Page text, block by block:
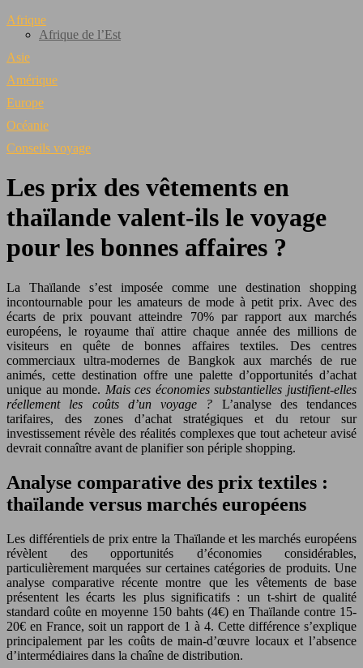
Afrique
Afrique de l’Est
Asie
Amérique
Europe
Océanie
Conseils voyage
Les prix des vêtements en
thaïlande valent-ils le voyage
pour les bonnes affaires ?
La Thaïlande s’est imposée comme une destination shopping
incontournable pour les amateurs de mode à petit prix. Avec des
écarts de prix pouvant atteindre 70% par rapport aux marchés
européens, le royaume thaï attire chaque année des millions de
visiteurs en quête de bonnes affaires textiles. Des centres
commerciaux ultra-modernes de Bangkok aux marchés de rue
animés, cette destination offre une palette d’opportunités d’achat
unique au monde. Mais ces économies substantielles justifient-elles
réellement les coûts d’un voyage ? L’analyse des tendances
tarifaires, des zones d’achat stratégiques et du retour sur
investissement révèle des réalités complexes que tout acheteur avisé
devrait connaître avant de planifier son périple shopping.
Analyse comparative des prix textiles :
thaïlande versus marchés européens
Les différentiels de prix entre la Thaïlande et les marchés européens
révèlent des opportunités d’économies considérables,
particulièrement marquées sur certaines catégories de produits. Une
analyse comparative récente montre que les vêtements de base
présentent les écarts les plus significatifs : un t-shirt de qualité
standard coûte en moyenne 150 bahts (4€) en Thaïlande contre 15-
20€ en France, soit un rapport de 1 à 4. Cette différence s’explique
principalement par les coûts de main-d’œuvre locaux et l’absence
d’intermédiaires dans la chaîne de distribution.